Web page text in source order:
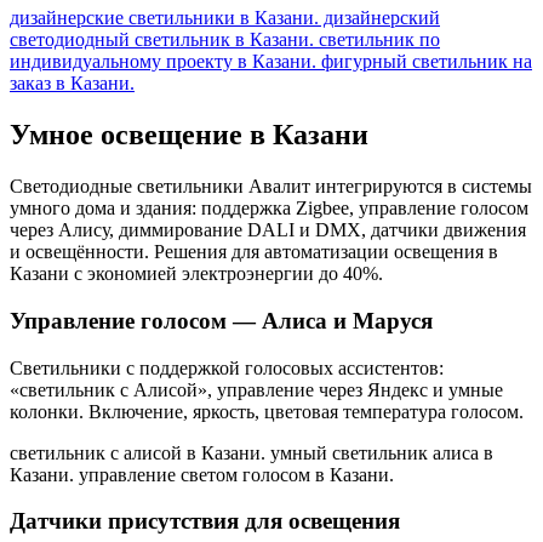
дизайнерские светильники в Казани. дизайнерский
светодиодный светильник в Казани. светильник по
индивидуальному проекту в Казани. фигурный светильник на
заказ в Казани.
Умное освещение в Казани
Светодиодные светильники Авалит интегрируются в системы
умного дома и здания: поддержка Zigbee, управление голосом
через Алису, диммирование DALI и DMX, датчики движения
и освещённости. Решения для автоматизации освещения в
Казани с экономией электроэнергии до 40%.
Управление голосом — Алиса и Маруся
Светильники с поддержкой голосовых ассистентов:
«светильник с Алисой», управление через Яндекс и умные
колонки. Включение, яркость, цветовая температура голосом.
светильник с алисой в Казани. умный светильник алиса в
Казани. управление светом голосом в Казани.
Датчики присутствия для освещения